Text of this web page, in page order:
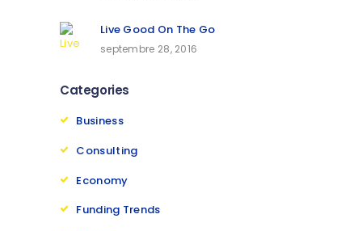
Live Good On The Go
septembre 28, 2016
Categories
Business
Consulting
Economy
Funding Trends